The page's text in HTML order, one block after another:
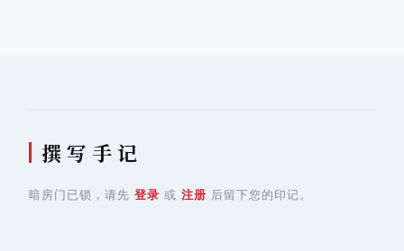
撰 写 手 记
暗房门已锁，请先 登录 或 注册 后留下您的印记。